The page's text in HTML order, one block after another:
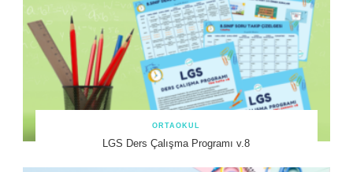
ORTAOKUL
LGS Ders Çalışma Programı v.8